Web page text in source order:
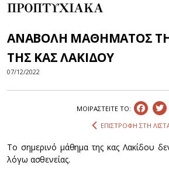
ΠΡΟΠΤΥΧΙΑΚΑ
ΑΝΑΒΟΛΗ ΜΑΘΗΜΑΤΟΣ
ΤΗΣ ΚΑΣ ΛΑΚΙΔΟΥ
07/12/2022
ΜΟΙΡΑΣΤEIΤΕ ΤΟ:
ΕΠΙΣΤΡΟΦΗ ΣΤΗ
Το σημερινό μάθημα της κας Λακίδου
λόγω ασθενείας.